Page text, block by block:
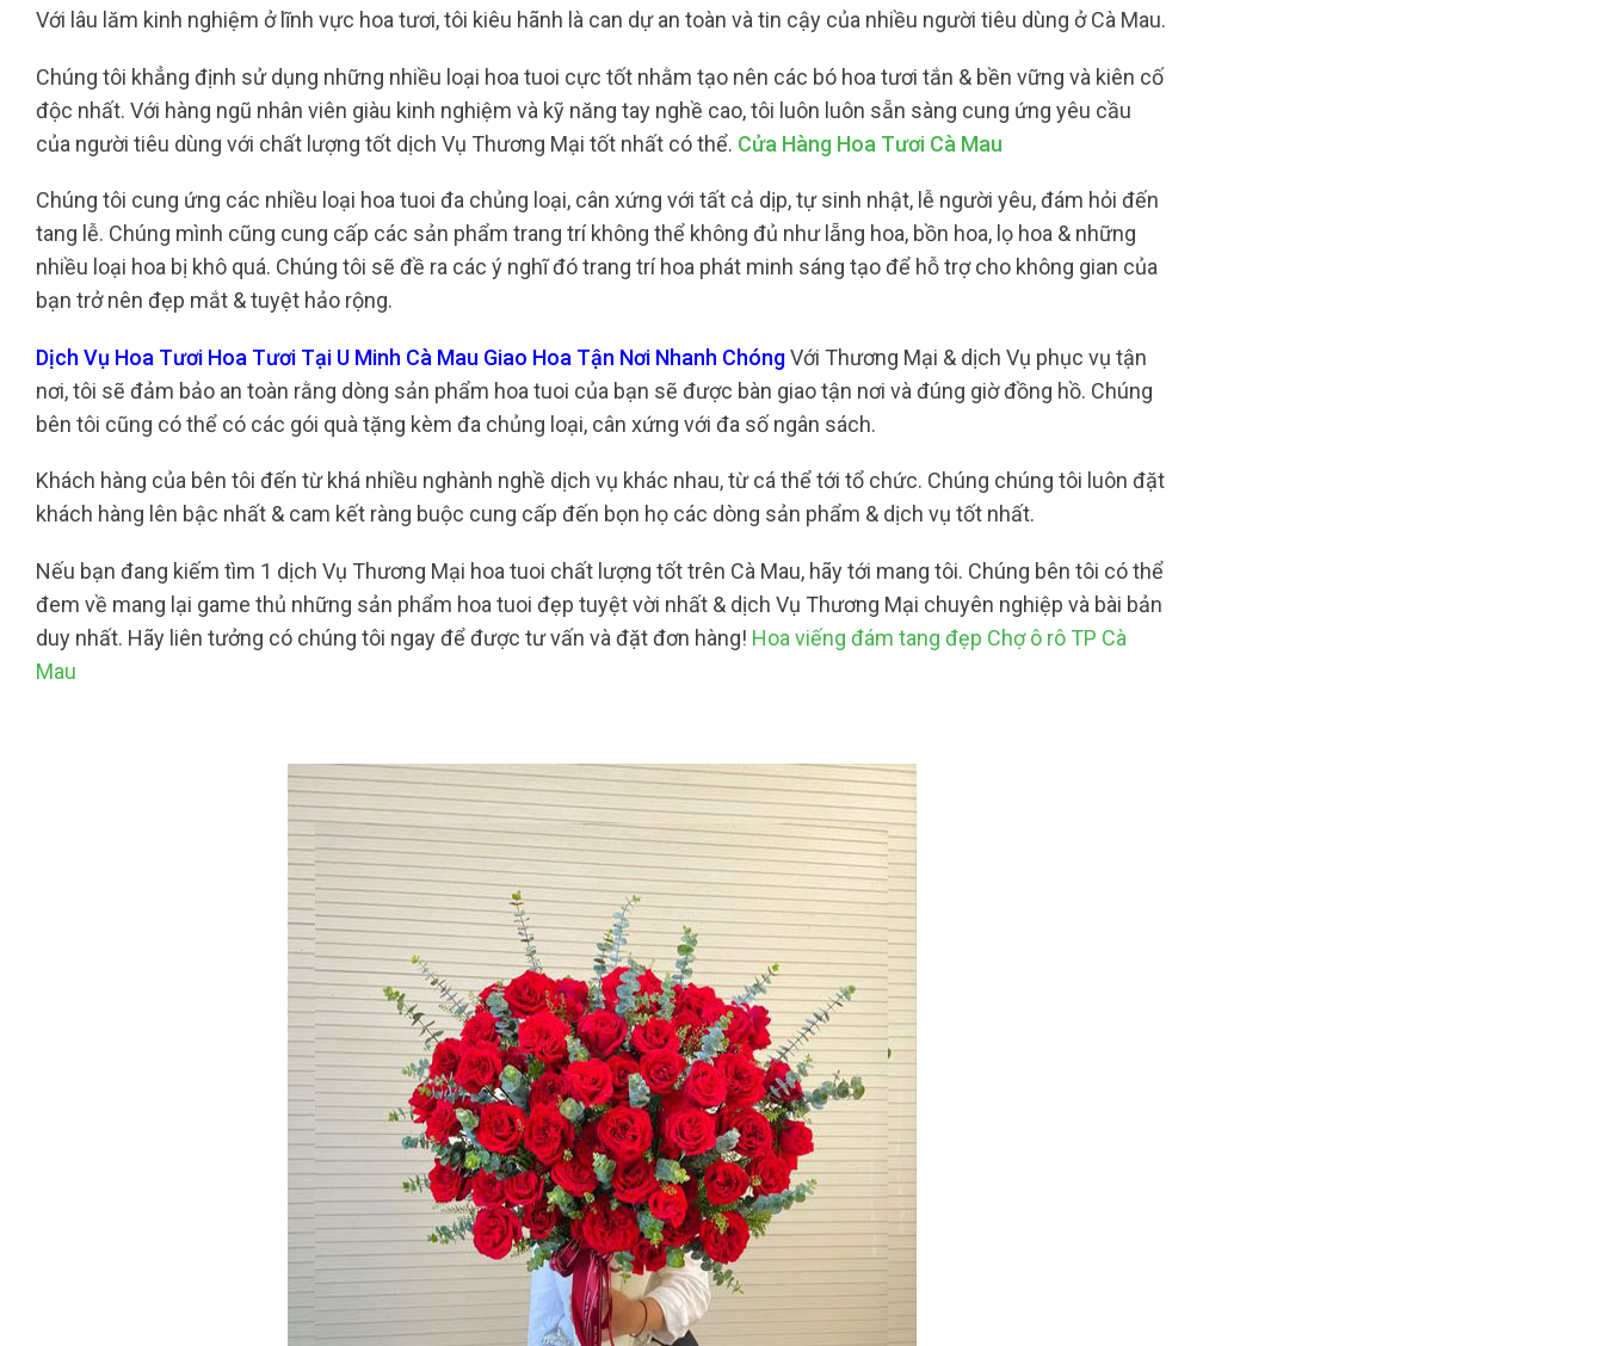
Với lâu lăm kinh nghiệm ở lĩnh vực hoa tươi, tôi kiêu hãnh là can dự an toàn và tin cậy của nhiều người tiêu dùng ở Cà Mau.
Chúng tôi khẳng định sử dụng những nhiều loại hoa tuoi cực tốt nhằm tạo nên các bó hoa tươi tắn & bền vững và kiên cố
độc nhất. Với hàng ngũ nhân viên giàu kinh nghiệm và kỹ năng tay nghề cao, tôi luôn luôn sẵn sàng cung ứng yêu cầu
của người tiêu dùng với chất lượng tốt dịch Vụ Thương Mại tốt nhất có thể. Cửa Hàng Hoa Tươi Cà Mau
Chúng tôi cung ứng các nhiều loại hoa tuoi đa chủng loại, cân xứng với tất cả dịp, tự sinh nhật, lễ người yêu, đám hỏi đến
tang lễ. Chúng mình cũng cung cấp các sản phẩm trang trí không thể không đủ như lẵng hoa, bồn hoa, lọ hoa & những
nhiều loại hoa bị khô quá. Chúng tôi sẽ đề ra các ý nghĩ đó trang trí hoa phát minh sáng tạo để hỗ trợ cho không gian của
bạn trở nên đẹp mắt & tuyệt hảo rộng.
Dịch Vụ Hoa Tươi Hoa Tươi Tại U Minh Cà Mau Giao Hoa Tận Nơi Nhanh ChóngVới Thương Mại & dịch Vụ phục vụ tận
nơi, tôi sẽ đảm bảo an toàn rằng dòng sản phẩm hoa tuoi của bạn sẽ được bàn giao tận nơi và đúng giờ đồng hồ. Chúng
bên tôi cũng có thể có các gói quà tặng kèm đa chủng loại, cân xứng với đa số ngân sách.
Khách hàng của bên tôi đến từ khá nhiều nghành nghề dịch vụ khác nhau, từ cá thể tới tổ chức. Chúng chúng tôi luôn đặt
khách hàng lên bậc nhất & cam kết ràng buộc cung cấp đến bọn họ các dòng sản phẩm & dịch vụ tốt nhất.
Nếu bạn đang kiếm tìm 1 dịch Vụ Thương Mại hoa tuoi chất lượng tốt trên Cà Mau, hãy tới mang tôi. Chúng bên tôi có thể
đem về mang lại game thủ những sản phẩm hoa tuoi đẹp tuyệt vời nhất & dịch Vụ Thương Mại chuyên nghiệp và bài bản
duy nhất. Hãy liên tưởng có chúng tôi ngay để được tư vấn và đặt đơn hàng! Hoa viếng đám tang đẹp Chợ ô rô TP Cà
Mau